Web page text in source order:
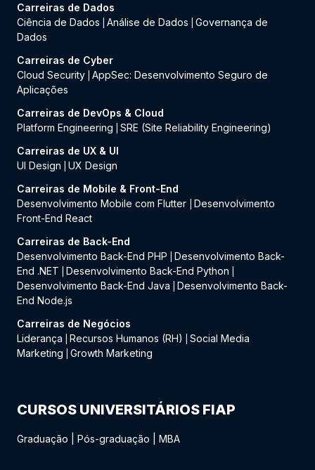
Carreiras de Dados
Ciência de Dados
Análise de Dados
Governança de
Dados
Carreiras de Cyber
Cloud Security AppSec: Desenvolvimento Seguro de
Aplicações
Carreiras de DevOps & Cloud
Platform Engineering
SRE (Site Reliability Engineering)
Carreiras de UX & UI
UI Design
UX Design
Carreiras de Mobile & Front-End
Desenvolvimento Mobile com Flutter
Desenvolvimento
Front-End React
Carreiras de Back-End
Desenvolvimento Back-End PHP
Desenvolvimento Back-
End .NET
Desenvolvimento Back-End Python
Desenvolvimento Back-End Java
Desenvolvimento Back-
End Node.js
Carreiras de Negócios
Liderança
Recursos Humanos (RH)
Social Media
Marketing
Growth Marketing
CURSOS UNIVERSITÁRIOS FIAP
Graduação Pós-graduação MBA